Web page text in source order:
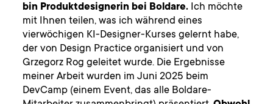
bin Produktdesignerin bei Boldare. Ich möchte
mit Ihnen teilen, was ich während eines
vierwöchigen KI-Designer-Kurses gelernt habe,
der von Design Practice organisiert und von
Grzegorz Rog geleitet wurde. Die Ergebnisse
meiner Arbeit wurden im Juni 2025 beim
DevCamp (einem Event, das alle Boldare-